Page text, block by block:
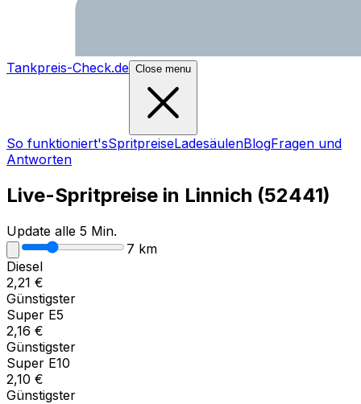
Tankpreis-Check.de Close menu
So funktioniert'sSpritpreiseLadesäulenBlogFragen und
Antworten
Live-Spritpreise in Linnich (52441)
Update alle 5 Min.
7 km
Diesel
2,21 €
Günstigster
Super E5
2,16 €
Günstigster
Super E10
2,10 €
Günstigster